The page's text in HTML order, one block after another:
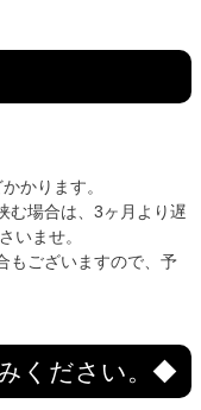
かります。
む場合は、3ヶ月より遅
いませ。
もございますので、予
ください。◆